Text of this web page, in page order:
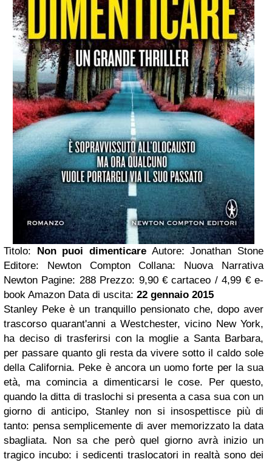
Titolo: Non puoi dimenticare Autore: Jonathan Stone
Editore: Newton Compton Collana: Nuova Narrativa
Newton Pagine: 288 Prezzo: 9,90 € cartaceo / 4,99 € e-
book Amazon Data di uscita: 22 gennaio 2015
Stanley Peke è un tranquillo pensionato che, dopo aver
trascorso quarant'anni a Westchester, vicino New York,
ha deciso di trasferirsi con la moglie a Santa Barbara,
per passare quanto gli resta da vivere sotto il caldo sole
della California. Peke è ancora un uomo forte per la sua
età, ma comincia a dimenticarsi le cose. Per questo,
quando la ditta di traslochi si presenta a casa sua con un
giorno di anticipo, Stanley non si insospettisce più di
tanto: pensa semplicemente di aver memorizzato la data
sbagliata. Non sa che però quel giorno avrà inizio un
tragico incubo: i sedicenti traslocatori in realtà sono dei